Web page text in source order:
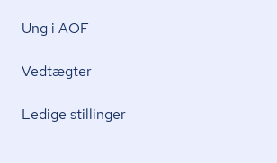
Ung i AOF
Vedtægter
Ledige stillinger